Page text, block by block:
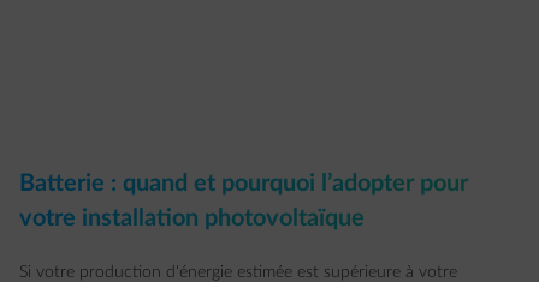
Batterie : quand et pourquoi l’adopter pour
votre installation photovoltaïque
Si votre production d'énergie estimée est supérieure à votre